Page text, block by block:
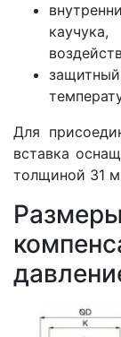
Для
вставка
толщиной 31